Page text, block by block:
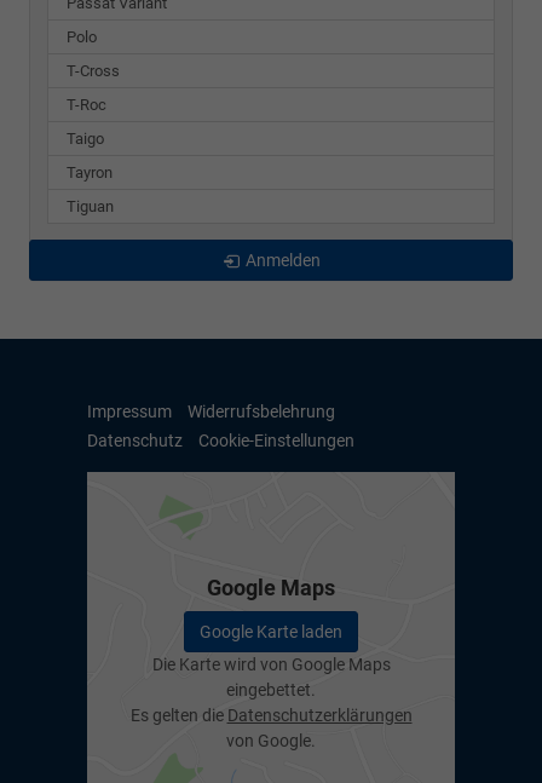
Polo
T-Cross
T-Roc
Taigo
Tayron
Tiguan
Anmelden
Impressum
Widerrufsbelehrung
Datenschutz
Cookie-Einstellungen
Google Maps
Google Karte laden
Die Karte wird von Google Maps
eingebettet.
Es gelten die Datenschutzerklärungen
von Google.